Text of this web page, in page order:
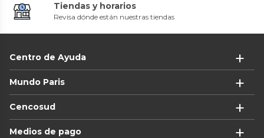
Tiendas y horarios
Revisa dónde están nuestras tiendas
Centro de Ayuda
Mundo Paris
Cencosud
Medios de pago